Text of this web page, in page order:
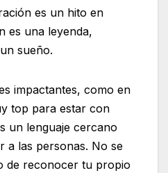
es un hito en
es una leyenda,
sueño.
impactantes, como en
top para estar con
un lenguaje cercano
a las personas. No se
de reconocer tu propio